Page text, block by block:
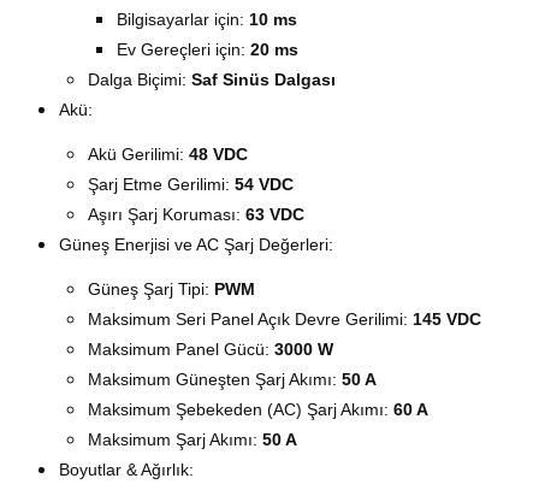
Bilgisayarlar için: 10 ms
Ev Gereçleri için: 20 ms
Dalga Biçimi: Saf Sinüs Dalgası
Akü:
Akü Gerilimi: 48 VDC
Şarj Etme Gerilimi: 54 VDC
Aşırı Şarj Koruması: 63 VDC
Güneş Enerjisi ve AC Şarj Değerleri:
Güneş Şarj Tipi: PWM
Maksimum Seri Panel Açık Devre Gerilimi: 145 VDC
Maksimum Panel Gücü: 3000 W
Maksimum Güneşten Şarj Akımı: 50 A
Maksimum Şebekeden (AC) Şarj Akımı: 60 A
Maksimum Şarj Akımı: 50 A
Boyutlar & Ağırlık: